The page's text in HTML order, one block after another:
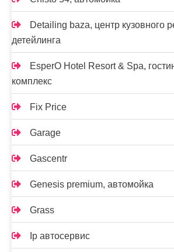
Detailing baza, центр кузовного
детейлинга
EsperO Hotel Resort & Spa,
комплекс
Fix Price
Garage
Gascentr
Genesis premium, автомойка
Grass
Ip автосервис